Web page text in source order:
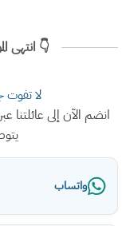
👇 انتهى
لا تفوت
انضم الآن إلى
واتساب